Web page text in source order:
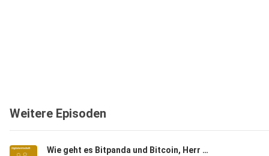
Weitere Episoden
Wie geht es Bitpanda und Bitcoin, Herr Enzersdorfer-Konrad?